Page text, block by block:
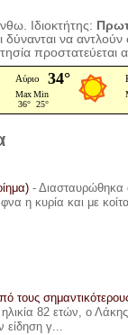
Ιδιοκτήτης:
δύνανται να
- Διασταυρώθηκα
η κυρία και με
τους
82 ετών, ο
είδηση γ...